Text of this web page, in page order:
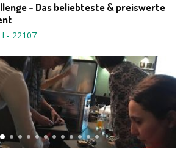
- Das beliebteste & preiswerte
- 22107